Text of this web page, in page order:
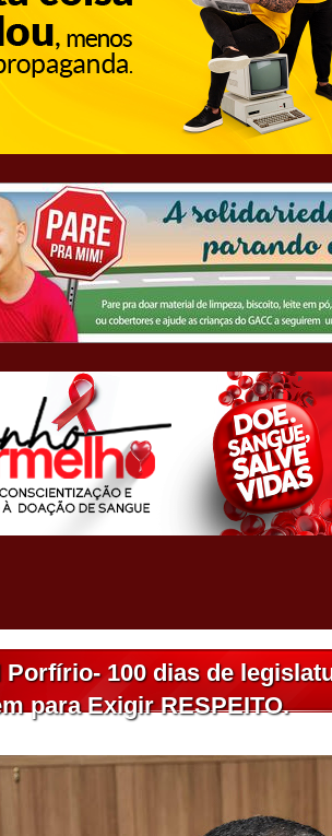
Porfírio- 100 dias de
para Exigir RESPEITO.